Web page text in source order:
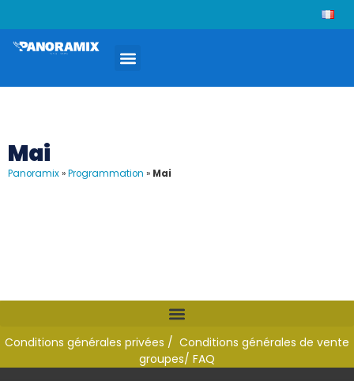
Mai
Panoramix»Programmation » Mai
Conditions générales privées / Conditions générales de vente
groupes/ FAQ